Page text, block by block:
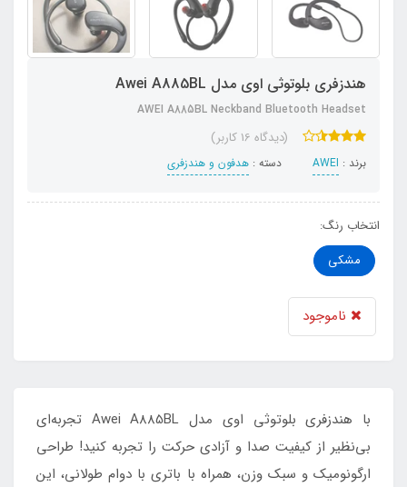
هندزفری بلوتوثی اوی مدل Awei A885BL
AWEI A885BL Neckband Bluetooth Headset
(دیدگاه 16 کاربر)
برند : AWEI دسته : هدفون‌ و‌ هندزفری
انتخاب رنگ:
مشکی
ناموجود
با هندزفری بلوتوثی اوی مدل Awei A885BL تجربه‌ای
بی‌نظیر از کیفیت صدا و آزادی حرکت را تجربه کنید! طراحی
ارگونومیک و سبک وزن، همراه با باتری با دوام طولانی، این